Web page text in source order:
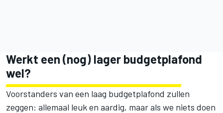
Werkt een (nog) lager budgetplafond
wel?
Voorstanders van een laag budgetplafond zullen
zeggen: allemaal leuk en aardig, maar als we niets doen